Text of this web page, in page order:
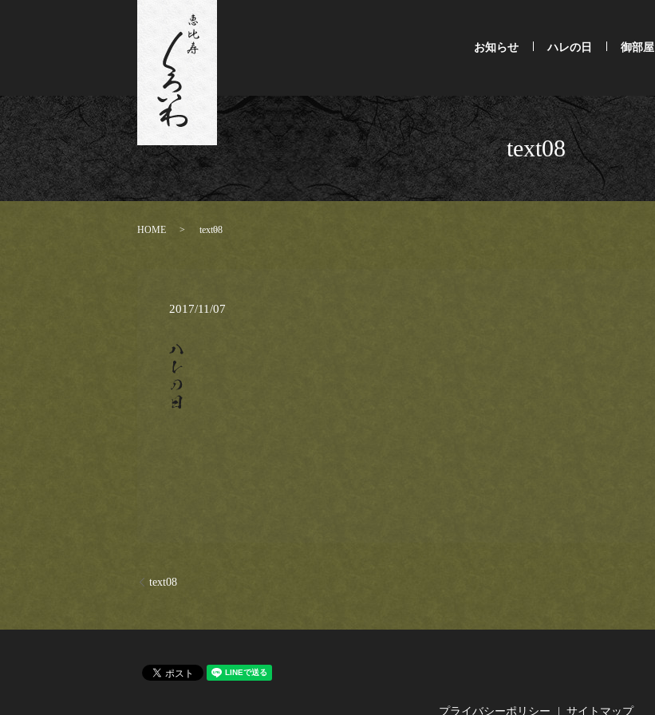
お知らせ ハレの日 御部屋
text08
HOME text08
2017/11/07
text08
プライバシーポリシー サイトマップ